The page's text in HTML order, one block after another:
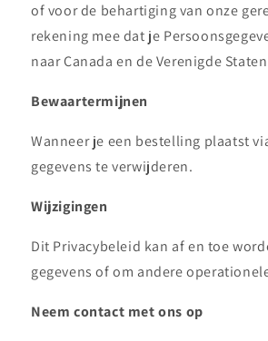
of voor de behartiging van onze
rekening mee dat je
naar Canada en de Verenigde
Bewaartermijnen
Wanneer je een bestelling plaatst
gegevens te verwijderen.
Wijzigingen
Dit Privacybeleid kan af en toe
gegevens of om andere
Neem contact met ons op